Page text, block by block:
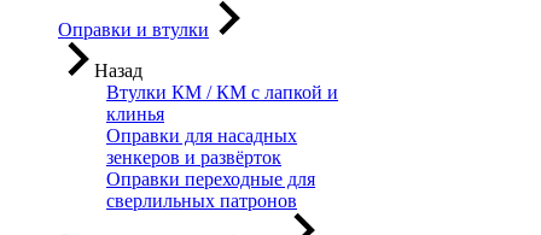
Оправки и втулки
Назад
Втулки КМ / КМ с лапкой и
клинья
Оправки для насадных
зенкеров и развёрток
Оправки переходные для
сверлильных патронов